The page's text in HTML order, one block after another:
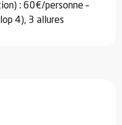
: 60€/personne –
4), 3 allures